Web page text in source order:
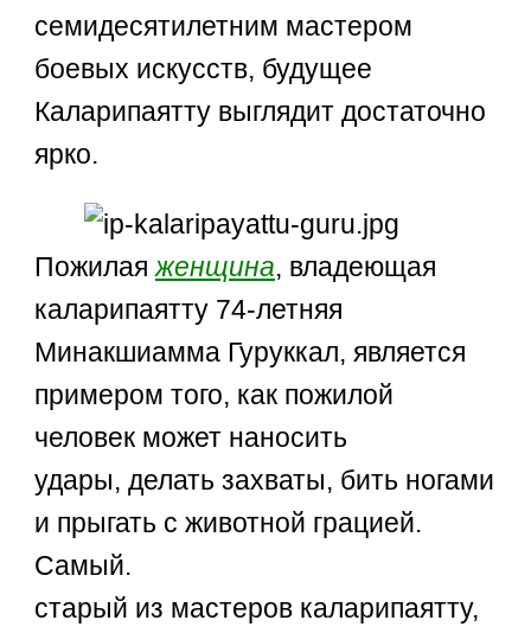
семидесятилетним мастером
боевых искусств, будущее
Каларипаятту выглядит достаточно
ярко.
Пожилаяженщина, владеющая
каларипаятту 74-летняя
Минакшиамма Гуруккал, является
примером того, как пожилой
человек может наносить
удары, делать захваты, бить ногами
и прыгать с животной грацией.
Самый.
старый из мастеров каларипаятту,